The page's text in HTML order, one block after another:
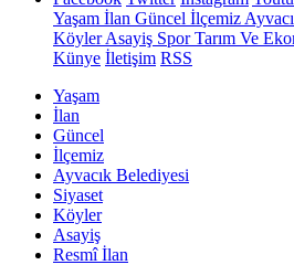
Yaşam İlan Güncel İlçemiz
KöylerAsayiş SporTarım Ve
Künye İletişim RSS
Yaşam
İlan
Güncel
İlçemiz
Ayvacık Belediyesi
Siyaset
Köyler
Asayiş
Resmî İlan